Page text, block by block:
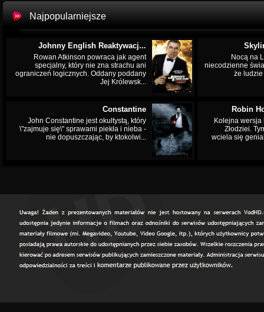
Najpopularniejsze
Johnny English Reaktywacj...
Rowan Atkinson powraca jak agent
specjalny, który nie zna strachu ani
ograniczeń logicznych. Oddany poddany
Jej Królewsk...
Nocą na
niecodzienne
że
Constantine
John Constantine jest okultystą, który
\"zajmuje się\" sprawami piekła i nieba -
nie dopuszczając, by ktokolwi...
Robin
Kolejna wersja
Złodziei.
wciela się